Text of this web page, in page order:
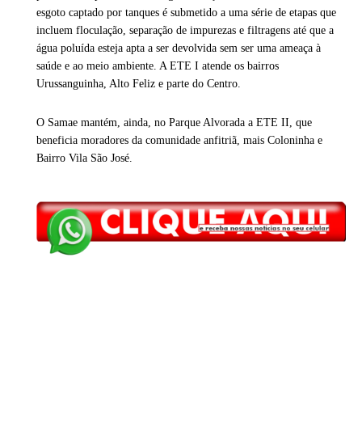
esgoto captado por tanques é submetido a uma série de etapas que
incluem floculação, separação de impurezas e filtragens até que a
água poluída esteja apta a ser devolvida sem ser uma ameaça à
saúde e ao meio ambiente. A ETE I atende os bairros
Urussanguinha, Alto Feliz e parte do Centro.
O Samae mantém, ainda, no Parque Alvorada a ETE II, que
beneficia moradores da comunidade anfitriã, mais Coloninha e
Bairro Vila São José.